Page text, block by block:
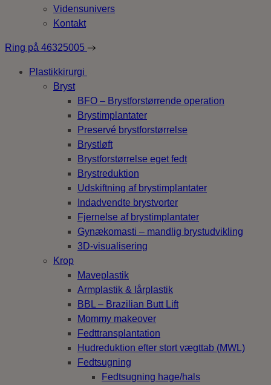
Vidensunivers
Kontakt
Ring på 46325005
Plastikkirurgi
Bryst
BFO – Brystforstørrende operation
Brystimplantater
Preservé brystforstørrelse
Brystløft
Brystforstørrelse eget fedt
Brystreduktion
Udskiftning af brystimplantater
Indadvendte brystvorter
Fjernelse af brystimplantater
Gynækomasti – mandlig brystudvikling
3D-visualisering
Krop
Maveplastik
Armplastik & lårplastik
BBL – Brazilian Butt Lift
Mommy makeover
Fedttransplantation
Hudreduktion efter stort vægttab (MWL)
Fedtsugning
Fedtsugning hage/hals